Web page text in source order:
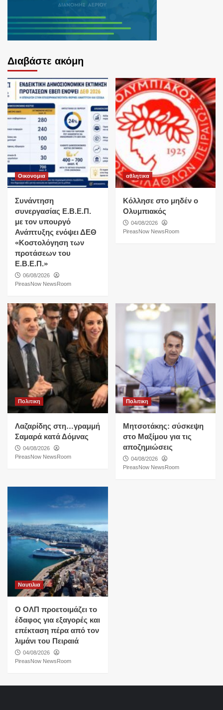
Διαβάστε ακόμη
Οικονομια
Συνάντηση
συνεργασίας Ε.Β.Ε.Π.
με τον υπουργό
Ανάπτυξης ενόψει ΔΕΘ
«Κοστολόγηση των
προτάσεων του
Ε.Β.Ε.Π.»
06/08/2026
PireasNow NewsRoom
αθλητικα
Κόλλησε στο μηδέν ο
Ολυμπιακός
04/08/2026
PireasNow NewsRoom
Πολιτικη
Λαζαρίδης στη…γραμμή
Σαμαρά κατά Δόμνας
04/08/2026
PireasNow NewsRoom
Πολιτικη
Μητσοτάκης: σύσκεψη
στο Μαξίμου για τις
αποζημιώσεις
04/08/2026
PireasNow NewsRoom
Ναυτιλια
O ΟΛΠ προετοιμάζει το
έδαφος για εξαγορές και
επέκταση πέρα από τον
λιμάνι του Πειραιά
04/08/2026
PireasNow NewsRoom